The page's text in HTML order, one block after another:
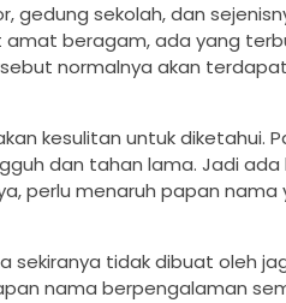
gedung sekolah, dan
beragam, ada yang
normalnya akan
kesulitan untuk diketahui.
dan tahan lama. Jadi
perlu menaruh papan
tidak dibuat oleh
nama berpengalaman